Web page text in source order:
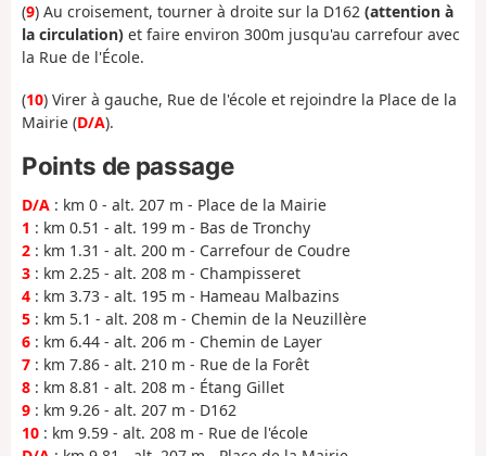
(9) Au croisement, tourner à droite sur la D162 (attention à
la circulation) et faire environ 300m jusqu'au carrefour avec
la Rue de l'École.
(10) Virer à gauche, Rue de l'école et rejoindre la Place de la
Mairie (D/A).
Points de passage
D/A : km 0 - alt. 207 m - Place de la Mairie
1 : km 0.51 - alt. 199 m - Bas de Tronchy
2 : km 1.31 - alt. 200 m - Carrefour de Coudre
3 : km 2.25 - alt. 208 m - Champisseret
4 : km 3.73 - alt. 195 m - Hameau Malbazins
5 : km 5.1 - alt. 208 m - Chemin de la Neuzillère
6 : km 6.44 - alt. 206 m - Chemin de Layer
7 : km 7.86 - alt. 210 m - Rue de la Forêt
8 : km 8.81 - alt. 208 m - Étang Gillet
9 : km 9.26 - alt. 207 m - D162
10 : km 9.59 - alt. 208 m - Rue de l'école